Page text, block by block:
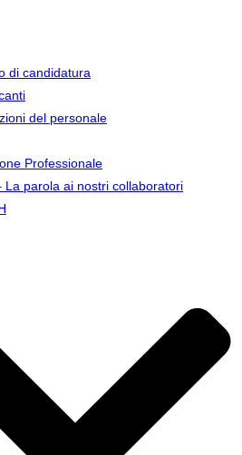
di candidatura
del personale
Professionale
La parola ai nostri collaboratori